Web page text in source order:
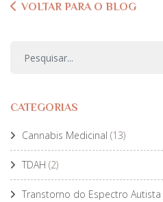
VOLTAR PARA O BLOG
CATEGORIAS
Cannabis Medicinal (13)
TDAH (2)
Transtorno do Espectro Autista